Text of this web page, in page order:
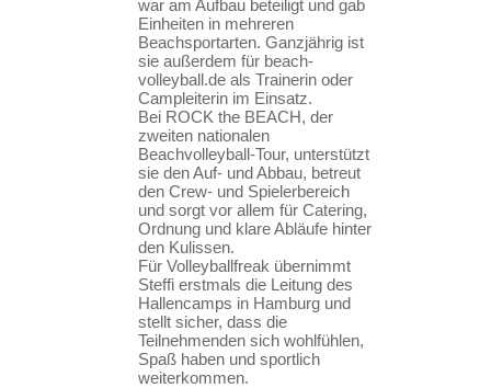
war am Aufbau beteiligt und gab
Einheiten in mehreren
Beachsportarten. Ganzjährig ist
sie außerdem für beach-
volleyball.de als Trainerin oder
Campleiterin im Einsatz.
Bei ROCK the BEACH, der
zweiten nationalen
Beachvolleyball-Tour, unterstützt
sie den Auf- und Abbau, betreut
den Crew- und Spielerbereich
und sorgt vor allem für Catering,
Ordnung und klare Abläufe hinter
den Kulissen.
Für Volleyballfreak übernimmt
Steffi erstmals die Leitung des
Hallencamps in Hamburg und
stellt sicher, dass die
Teilnehmenden sich wohlfühlen,
Spaß haben und sportlich
weiterkommen.